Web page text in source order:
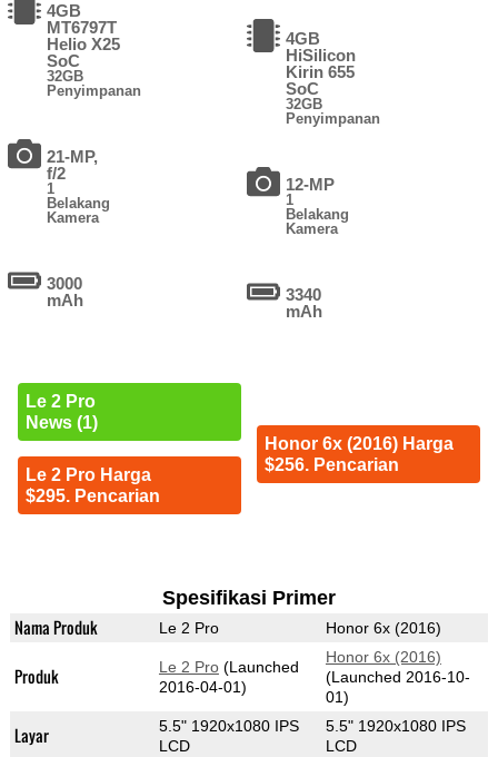
4GB
MT6797T
Helio X25
SoC
32GB
Penyimpanan
21-MP,
f/2
1
Belakang
Kamera
3000
mAh
Le 2 Pro
News (1)
Le 2 Pro Harga
$295. Pencarian
4GB
HiSilicon
Kirin 655
SoC
32GB
Penyimpanan
12-MP
1
Belakang
Kamera
3340
mAh
Honor 6x (2016) Harga
$256. Pencarian
Spesifikasi Primer
Nama Produk Le 2 Pro Honor 6x (2016)
Produk Le 2 Pro(Launched
2016-04-01)
Honor 6x (2016)
(Launched 2016-10-
01)
Layar
5.5" 1920x1080 IPS
LCD
5.5" 1920x1080 IPS
LCD